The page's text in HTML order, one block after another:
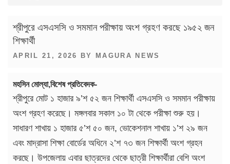
শ্রীপুরে এসএসসি ও সমমান পরীক্ষায় অংশ গ্রহণ করছে ১৯৫২ জন
শিক্ষার্থী
POSTED
APRIL 21, 2026 BY MAGURA NEWS
মহসিন মোল্যা,বিশেষ প্রতিবেদক-
শ্রীপুরে মোট ১ হাজার ৯’শ ৫২ জন শিক্ষার্থী এসএসসি ও সমমান পরীক্ষায়
অংশ গ্রহণ করেছে। মঙ্গলবার সকাল ১০ টা থেকে পরীক্ষা শুরু হয়।
সাধারণ শাখায় ১ হাজার ৫’শ ৫০ জন, ভোকেশনাল শাখায় ১’শ ২৯ জন
এবং মাদ্রাসা শিক্ষা বোর্ডের অধিনে ২’শ ৭৩ জন শিক্ষার্থী অংশ গ্রহন
করছে। উপজেলায় এবার ছাত্রদের থেকে ছাত্রী শিক্ষার্থীরা বেশি অংশ